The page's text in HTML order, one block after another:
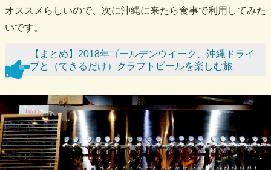
オススメらしいので、次に沖縄に来たら食事で利用してみた
いです。
【まとめ】2018年ゴールデンウイーク、沖縄ドライ
ブと（できるだけ）クラフトビールを楽しむ旅